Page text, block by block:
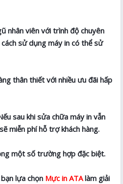
nhân viên với trình độ chuyên
sử dụng máy in có thể sử
thân thiết với nhiều ưu đãi hấp
sau khi sửa chữa máy in vẫn
miễn phí hỗ trợ khách hàng.
một số trường hợp đặc biệt.
lựa chọn Mực in ATAlàm giải